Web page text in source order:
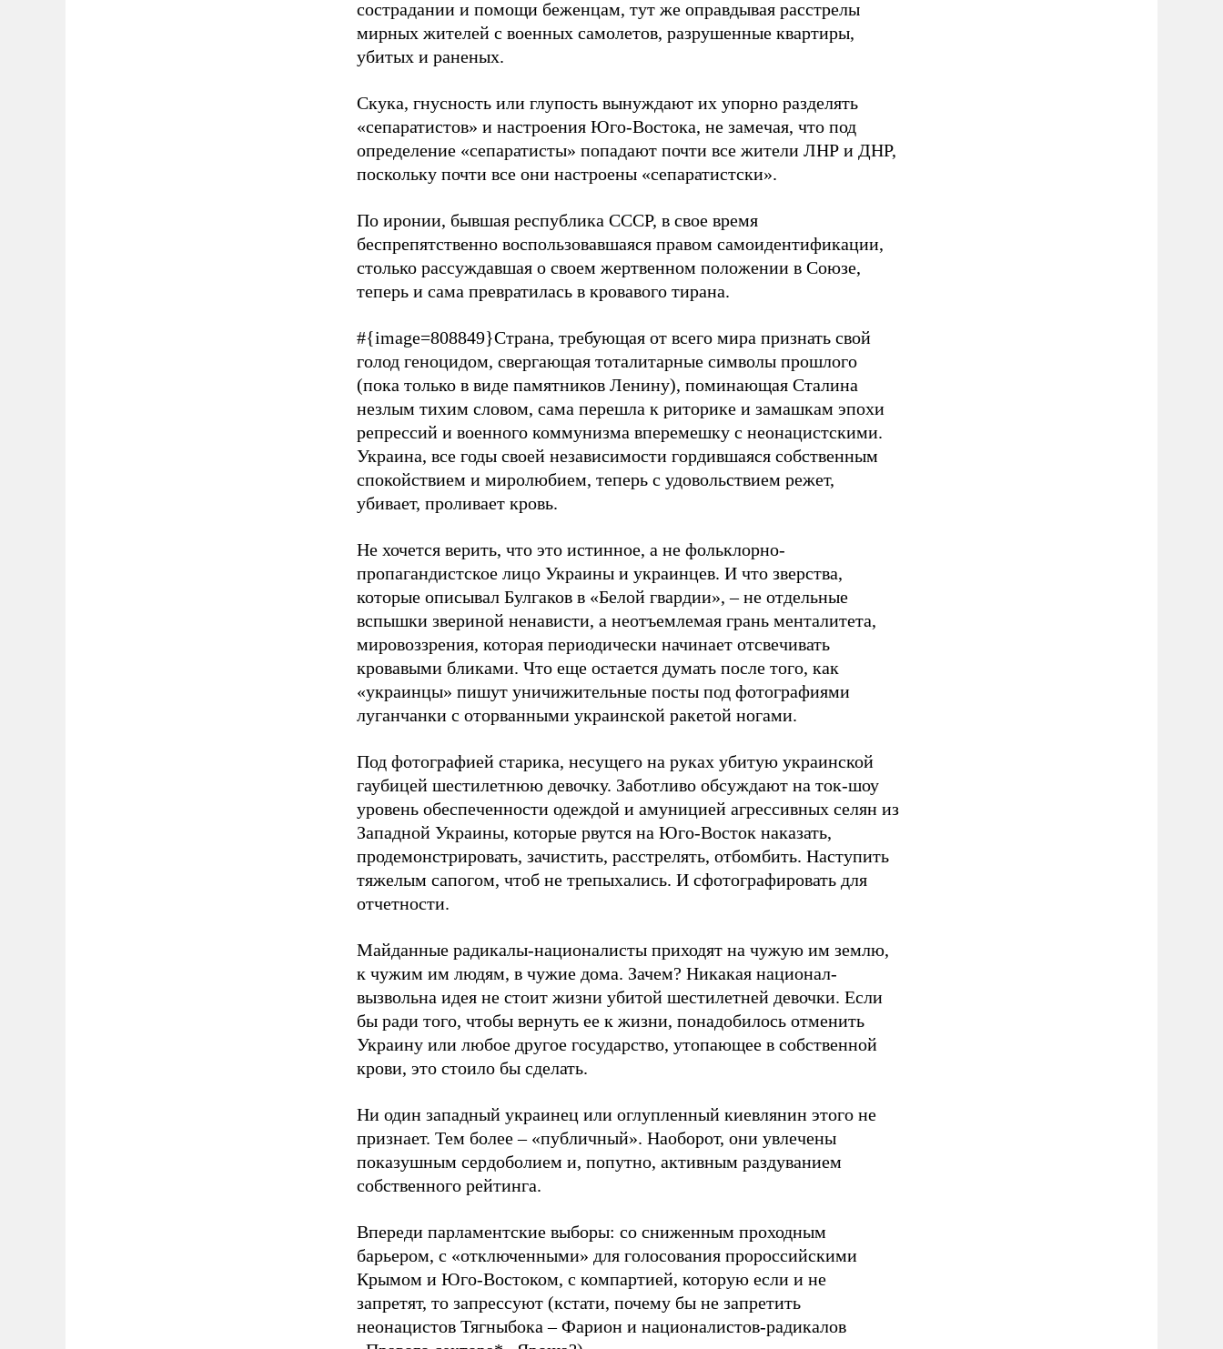
сострадании и помощи беженцам, тут же оправдывая расстрелы
мирных жителей с военных самолетов, разрушенные квартиры,
убитых и раненых.
Скука, гнусность или глупость вынуждают их упорно разделять
«сепаратистов» и настроения Юго-Востока, не замечая, что под
определение «сепаратисты» попадают почти все жители ЛНР и ДНР,
поскольку почти все они настроены «сепаратистски».
По иронии, бывшая республика СССР, в свое время
беспрепятственно воспользовавшаяся правом самоидентификации,
столько рассуждавшая о своем жертвенном положении в Союзе,
теперь и сама превратилась в кровавого тирана.
#{image=808849}Страна, требующая от всего мира признать свой
голод геноцидом, свергающая тоталитарные символы прошлого
(пока только в виде памятников Ленину), поминающая Сталина
незлым тихим словом, сама перешла к риторике и замашкам эпохи
репрессий и военного коммунизма вперемешку с неонацистскими.
Украина, все годы своей независимости гордившаяся собственным
спокойствием и миролюбием, теперь с удовольствием режет,
убивает, проливает кровь.
Не хочется верить, что это истинное, а не фольклорно-
пропагандистское лицо Украины и украинцев. И что зверства,
которые описывал Булгаков в «Белой гвардии», – не отдельные
вспышки звериной ненависти, а неотъемлемая грань менталитета,
мировоззрения, которая периодически начинает отсвечивать
кровавыми бликами. Что еще остается думать после того, как
«украинцы» пишут уничижительные посты под фотографиями
луганчанки с оторванными украинской ракетой ногами.
Под фотографией старика, несущего на руках убитую украинской
гаубицей шестилетнюю девочку. Заботливо обсуждают на ток-шоу
уровень обеспеченности одеждой и амуницией агрессивных селян из
Западной Украины, которые рвутся на Юго-Восток наказать,
продемонстрировать, зачистить, расстрелять, отбомбить. Наступить
тяжелым сапогом, чтоб не трепыхались. И сфотографировать для
отчетности.
Майданные радикалы-националисты приходят на чужую им землю,
к чужим им людям, в чужие дома. Зачем? Никакая национал-
вызвольна идея не стоит жизни убитой шестилетней девочки. Если
бы ради того, чтобы вернуть ее к жизни, понадобилось отменить
Украину или любое другое государство, утопающее в собственной
крови, это стоило бы сделать.
Ни один западный украинец или оглупленный киевлянин этого не
признает. Тем более – «публичный». Наоборот, они увлечены
показушным сердоболием и, попутно, активным раздуванием
собственного рейтинга.
Впереди парламентские выборы: со сниженным проходным
барьером, с «отключенными» для голосования пророссийскими
Крымом и Юго-Востоком, с компартией, которую если и не
запретят, то запрессуют (кстати, почему бы не запретить
неонацистов Тягныбока – Фарион и националистов-радикалов